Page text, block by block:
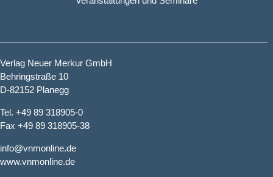
Verlag Neuer Merkur GmbH
Behringstraße 10
D-82152 Planegg
Tel. +49 89 318905-0
Fax +49 89 318905-38
info@vnmonline.de
www.vnmonline.de